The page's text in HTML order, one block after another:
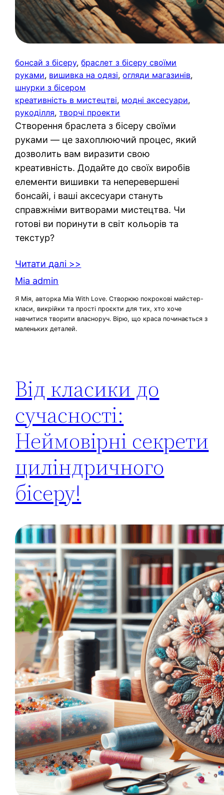
бонсай з бісеру, браслет з бісеру своїми
руками, вишивка на одязі, огляди магазинів
шнурки з бісером
креативність в мистецтві, модні аксесуари
рукоділля, творчі проекти
Створення браслета з бісеру своїми
руками — це захоплюючий процес, який
дозволить вам виразити свою
креативність. Додайте до своїх виробів
елементи вишивки та неперевершені
бонсайі, і ваші аксесуари стануть
справжніми витворами мистецтва. Чи
готові ви поринути в світ кольорів та
текстур?
Читати далі >>
Mia admin
Я Мія, авторка Mia With Love. Створюю покрокові майстер-
класи, викрійки та прості проєкти для тих, хто хоче
навчитися творити власноруч. Вірю, що краса починається з
маленьких деталей.
Від класики до
сучасності:
Неймовірні секрети
циліндричного
бісеру!